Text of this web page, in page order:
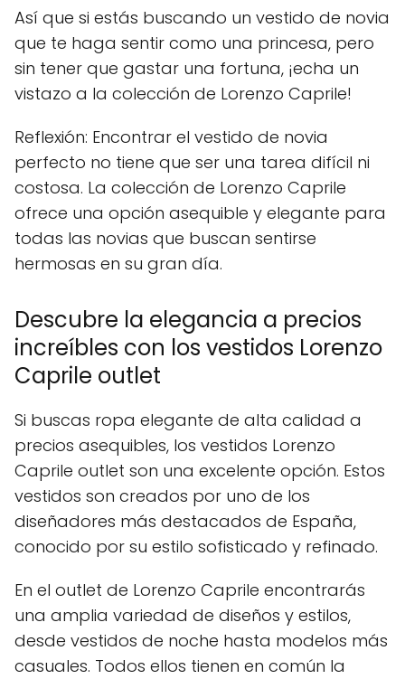
Así que si estás buscando un vestido de novia
que te haga sentir como una princesa, pero
sin tener que gastar una fortuna, ¡echa un
vistazo a la colección de Lorenzo Caprile!
Reflexión: Encontrar el vestido de novia
perfecto no tiene que ser una tarea difícil ni
costosa. La colección de Lorenzo Caprile
ofrece una opción asequible y elegante para
todas las novias que buscan sentirse
hermosas en su gran día.
Descubre la elegancia a precios
increíbles con los vestidos Lorenzo
Caprile outlet
Si buscas ropa elegante de alta calidad a
precios asequibles, los vestidos Lorenzo
Caprile outlet son una excelente opción. Estos
vestidos son creados por uno de los
diseñadores más destacados de España,
conocido por su estilo sofisticado y refinado.
En el outlet de Lorenzo Caprile encontrarás
una amplia variedad de diseños y estilos,
desde vestidos de noche hasta modelos más
casuales. Todos ellos tienen en común la